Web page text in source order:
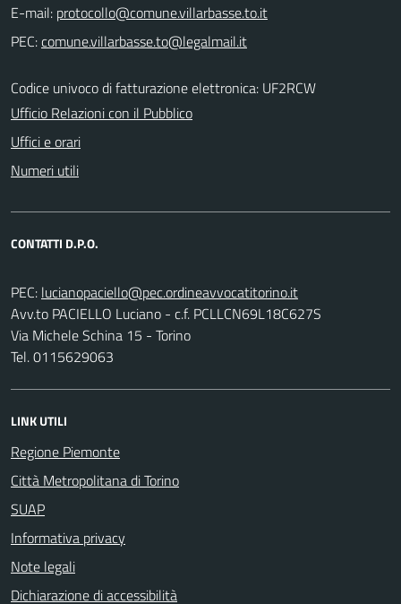
E-mail:
PEC:
Codice univoco di fatturazione elettronica: UF2RCW
Ufficio Relazioni con il Pubblico
Uffici e orari
Numeri utili
CONTATTI D.P.O.
PEC:
Avv.to PACIELLO Luciano - c.f. PCLLCN69L18C627S
Via Michele Schina 15 - Torino
Tel. 0115629063
LINK UTILI
Regione Piemonte
Città Metropolitana di Torino
SUAP
Informativa privacy
Note legali
Dichiarazione di accessibilità